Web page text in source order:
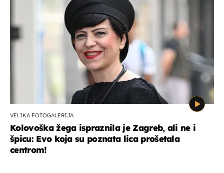
VELIKA FOTOGALERIJA
Kolovoška žega ispraznila je Zagreb, ali ne i
špicu: Evo koja su poznata lica prošetala
centrom!